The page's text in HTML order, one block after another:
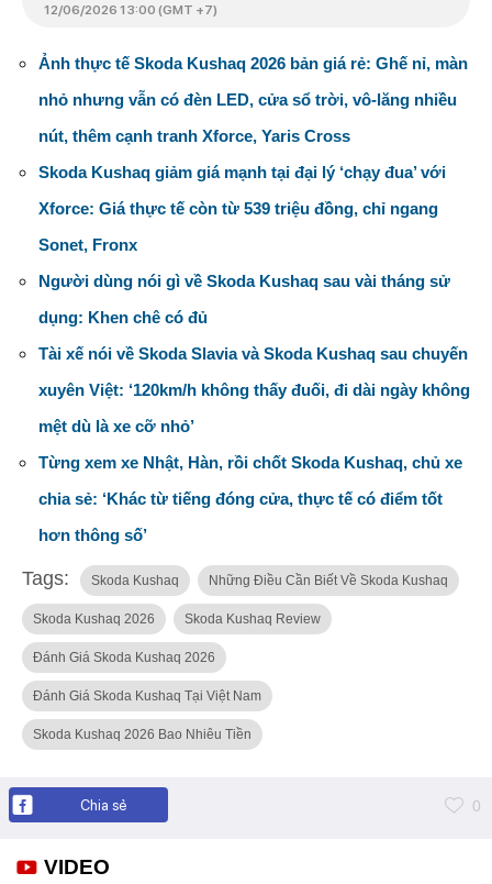
12/06/2026 13:00 (GMT +7)
Ảnh thực tế Skoda Kushaq 2026 bản giá rẻ: Ghế nỉ, màn
nhỏ nhưng vẫn có đèn LED, cửa sổ trời, vô-lăng nhiều
nút, thêm cạnh tranh Xforce, Yaris Cross
Skoda Kushaq giảm giá mạnh tại đại lý ‘chạy đua’ với
Xforce: Giá thực tế còn từ 539 triệu đồng, chỉ ngang
Sonet, Fronx
Người dùng nói gì về Skoda Kushaq sau vài tháng sử
dụng: Khen chê có đủ
Tài xế nói về Skoda Slavia và Skoda Kushaq sau chuyến
xuyên Việt: ‘120km/h không thấy đuối, đi dài ngày không
mệt dù là xe cỡ nhỏ’
Từng xem xe Nhật, Hàn, rồi chốt Skoda Kushaq, chủ xe
chia sẻ: ‘Khác từ tiếng đóng cửa, thực tế có điểm tốt
hơn thông số’
Tags: Skoda Kushaq Những Điều Cần Biết Về Skoda Kushaq
Skoda Kushaq 2026 Skoda Kushaq Review
Đánh Giá Skoda Kushaq 2026
Đánh Giá Skoda Kushaq Tại Việt Nam
Skoda Kushaq 2026 Bao Nhiêu Tiền
Chia sẻ 0
VIDEO